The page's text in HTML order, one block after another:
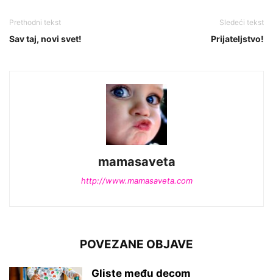
Prethodni tekst
Sav taj, novi svet!
Sledeći tekst
Prijateljstvo!
mamasaveta
http://www.mamasaveta.com
POVEZANE OBJAVE
Gliste među decom